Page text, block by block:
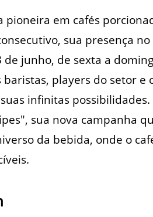
pioneira em cafés
sua presença no
junho, de sexta a
players do setor e
infinitas
sua nova campanha
da bebida, onde o